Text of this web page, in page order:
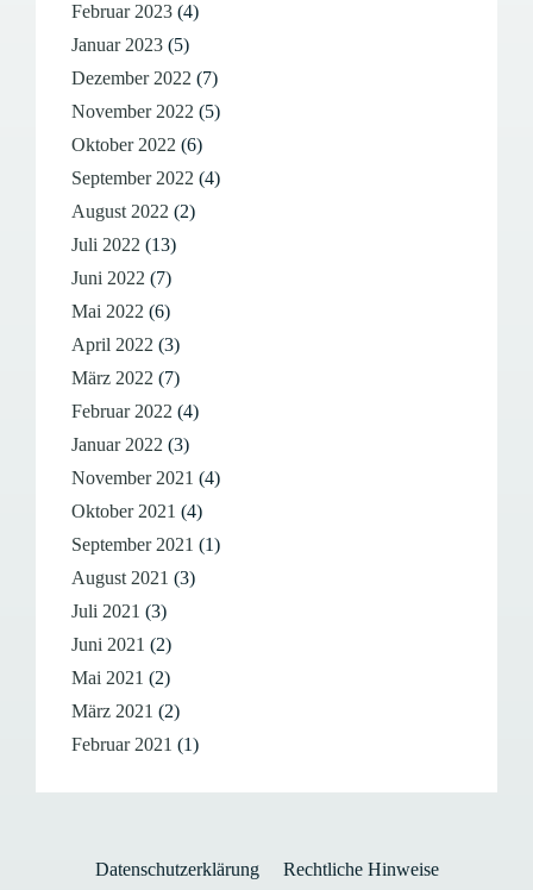
Februar 2023 (4)
Januar 2023 (5)
Dezember 2022 (7)
November 2022 (5)
Oktober 2022 (6)
September 2022 (4)
August 2022 (2)
Juli 2022 (13)
Juni 2022 (7)
Mai 2022 (6)
April 2022 (3)
März 2022 (7)
Februar 2022 (4)
Januar 2022 (3)
November 2021 (4)
Oktober 2021 (4)
September 2021 (1)
August 2021 (3)
Juli 2021 (3)
Juni 2021 (2)
Mai 2021 (2)
März 2021 (2)
Februar 2021 (1)
Datenschutzerklärung Rechtliche Hinweise